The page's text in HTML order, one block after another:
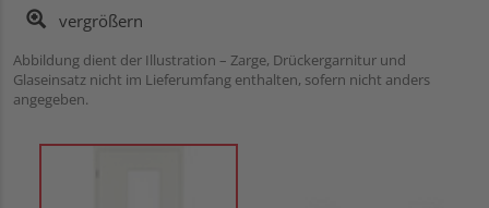
vergrößern
Abbildung dient der Illustration – Zarge, Drückergarnitur und
Glaseinsatz nicht im Lieferumfang enthalten, sofern nicht anders
angegeben.